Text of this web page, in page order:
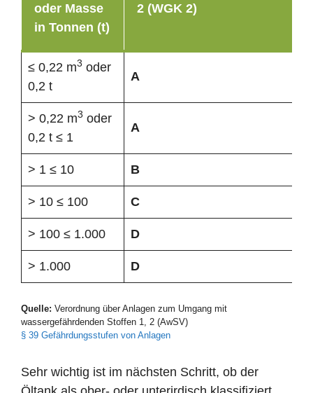
oder Masse
in Tonnen (t)
2 (WGK 2)
≤ 0,22 m3 oder
0,2 t
A
> 0,22 m3 oder
0,2 t ≤ 1
A
> 1 ≤ 10 B
> 10 ≤ 100 C
> 100 ≤ 1.000 D
> 1.000 D
Quelle: Verordnung über Anlagen zum Umgang mit
wassergefährdenden Stoffen 1, 2 (AwSV)
§ 39 Gefährdungsstufen von Anlagen
Sehr wichtig ist im nächsten Schritt, ob der